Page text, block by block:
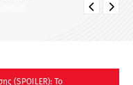
(SPOILER): Το